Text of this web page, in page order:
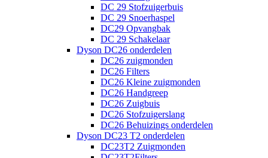
DC 29 Stofzuigerbuis
DC 29 Snoerhaspel
DC29 Opvangbak
DC 29 Schakelaar
Dyson DC26 onderdelen
DC26 zuigmonden
DC26 Filters
DC26 Kleine zuigmonden
DC26 Handgreep
DC26 Zuigbuis
DC26 Stofzuigerslang
DC26 Behuizings onderdelen
Dyson DC23 T2 onderdelen
DC23T2 Zuigmonden